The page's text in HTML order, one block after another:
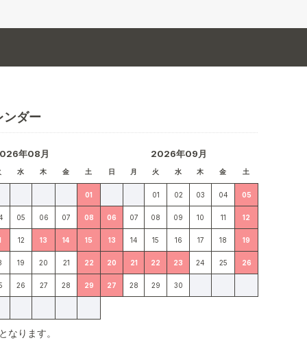
ンダー
年08月
水 木 金 土
01
05 06 07 08
12 13 14 15
19 20 21 22
26 27 28 29
2026年09月
日 月 火 水 木 金 土
01 02 03 04 05
06 07 08 09 10 11 12
13 14 15 16 17 18 19
20 21 22 23 24 25 26
27 28 29 30
なります。